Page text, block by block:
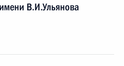
В.И.Ульянова